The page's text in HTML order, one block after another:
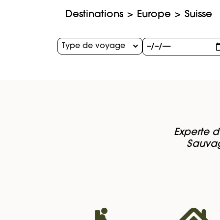
Destinations
Europe Suisse
Type de voyage
Experte